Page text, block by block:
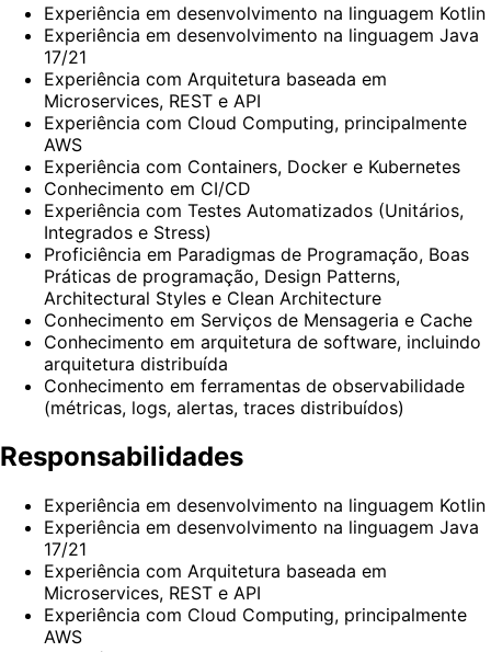
Experiência em desenvolvimento na linguagem Kotlin
Experiência em desenvolvimento na linguagem Java
17/21
Experiência com Arquitetura baseada em
Microservices, REST e API
Experiência com Cloud Computing, principalmente
AWS
Experiência com Containers, Docker e Kubernetes
Conhecimento em CI/CD
Experiência com Testes Automatizados (Unitários,
Integrados e Stress)
Proficiência em Paradigmas de Programação, Boas
Práticas de programação, Design Patterns,
Architectural Styles e Clean Architecture
Conhecimento em Serviços de Mensageria e Cache
Conhecimento em arquitetura de software, incluindo
arquitetura distribuída
Conhecimento em ferramentas de observabilidade
(métricas, logs, alertas, traces distribuídos)
Responsabilidades
Experiência em desenvolvimento na linguagem Kotlin
Experiência em desenvolvimento na linguagem Java
17/21
Experiência com Arquitetura baseada em
Microservices, REST e API
Experiência com Cloud Computing, principalmente
AWS